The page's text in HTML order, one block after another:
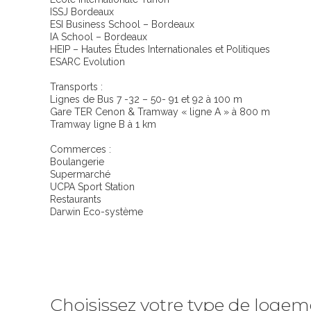
ISSJ Bordeaux
ESI Business School – Bordeaux
IA School – Bordeaux
HEIP – Hautes Études Internationales et Politiques
ESARC Evolution
Transports :
Lignes de Bus 7 -32 – 50- 91 et 92 à 100 m
Gare TER Cenon & Tramway « ligne A » à 800 m
Tramway ligne B à 1 km
Commerces :
Boulangerie
Supermarché
UCPA Sport Station
Restaurants
Darwin Eco-système
Choisissez votre type de